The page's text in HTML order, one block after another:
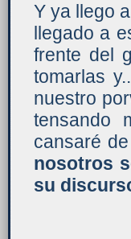
Y ya llego
llegado a
frente del
tomarlas
nuestro
tensando
cansaré
nosotros
su